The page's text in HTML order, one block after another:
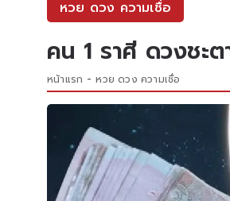
หวย ดวง ความเชื่อ
คน 1 ราศี ดวงชะ
หน้าแรก หวย ดวง ความเชื่อ